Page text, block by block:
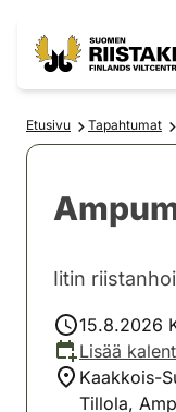
Etusivu Tapahtumat
Iitin
15.8.2026
Lisää
Kaakkois-
Tillola,